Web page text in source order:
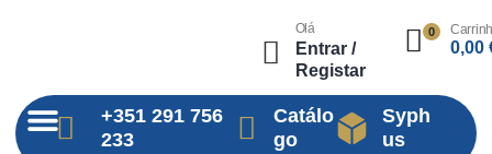
Olá
Entrar /
Registar
0
0,00
+351 291 756
233
Catálo
go
Syph
us